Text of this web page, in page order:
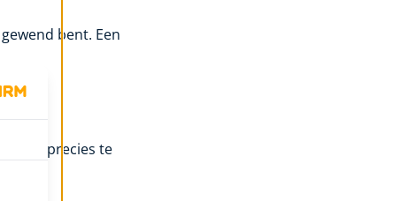
bent. Een
precies te